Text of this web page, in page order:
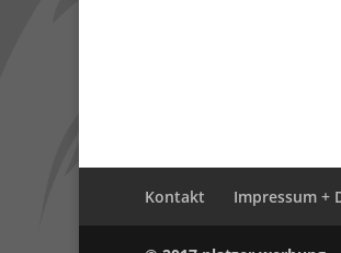
Kontakt Impressum +